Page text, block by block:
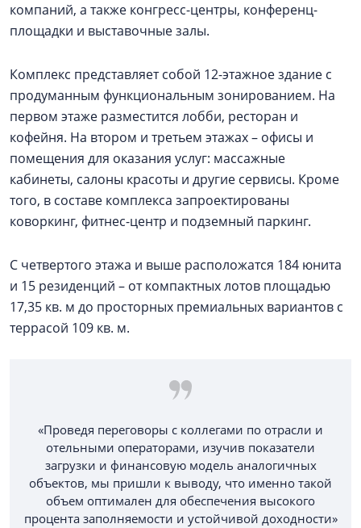
компаний, а также конгресс-центры, конференц-
площадки и выставочные залы.
Комплекс представляет собой 12-этажное здание с
продуманным функциональным зонированием. На
первом этаже разместится лобби, ресторан и
кофейня. На втором и третьем этажах – офисы и
помещения для оказания услуг: массажные
кабинеты, салоны красоты и другие сервисы. Кроме
того, в составе комплекса запроектированы
коворкинг, фитнес-центр и подземный паркинг.
С четвертого этажа и выше расположатся 184 юнита
и 15 резиденций – от компактных лотов площадью
17,35 кв. м до просторных премиальных вариантов с
террасой 109 кв. м.
«Проведя переговоры с коллегами по отрасли и
отельными операторами, изучив показатели
загрузки и финансовую модель аналогичных
объектов, мы пришли к выводу, что именно такой
объем оптимален для обеспечения высокого
процента заполняемости и устойчивой доходности»